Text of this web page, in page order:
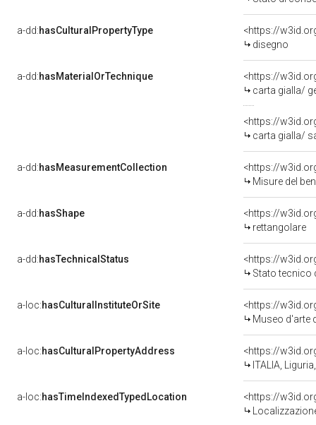
a-dd:hasCulturalPropertyType
<https://
disegno
a-dd:hasMaterialOrTechnique
<https://
carta gialla/
<https://
carta gialla/
a-dd:hasMeasurementCollection
<https://
Misure del
a-dd:hasShape
<https://
rettangolare
a-dd:hasTechnicalStatus
<https://
Stato tecnico
a-loc:hasCulturalInstituteOrSite
<https://
Museo d'arte
a-loc:hasCulturalPropertyAddress
<https://
ITALIA,
a-loc:hasTimeIndexedTypedLocation
<https://